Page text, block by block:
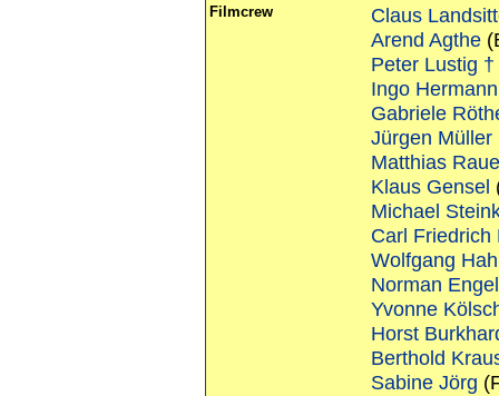
Filmcrew
Claus
Arend Agthe
Peter Lustig †
Ingo Hermann
Gabriele
Jürgen Müller
Matthias
Klaus Gensel
Michael
Carl Friedrich
Wolfgang
Norman Engel
Yvonne
Horst
Berthold
Sabine Jörg